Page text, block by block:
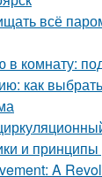
всё
в комнату:
как
и
A